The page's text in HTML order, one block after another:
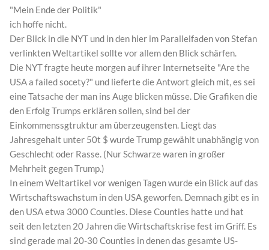
"Mein Ende der Politik"
ich hoffe nicht.
Der Blick in die NYT und in den hier im Parallelfaden von Stefan
verlinkten Weltartikel sollte vor allem den Blick schärfen.
Die NYT fragte heute morgen auf ihrer Internetseite "Are the
USA a failed socety?" und lieferte die Antwort gleich mit, es sei
eine Tatsache der man ins Auge blicken müsse. Die Grafiken die
den Erfolg Trumps erklären sollen, sind bei der
Einkommenssgtruktur am überzeugensten. Liegt das
Jahresgehalt unter 50t $ wurde Trump gewählt unabhängig von
Geschlecht oder Rasse. (Nur Schwarze waren in großer
Mehrheit gegen Trump.)
In einem Weltartikel vor wenigen Tagen wurde ein Blick auf das
Wirtschaftswachstum in den USA geworfen. Demnach gibt es in
den USA etwa 3000 Counties. Diese Counties hatte und hat
seit den letzten 20 Jahren die Wirtschaftskrise fest im Griff. Es
sind gerade mal 20-30 Counties in denen das gesamte US-